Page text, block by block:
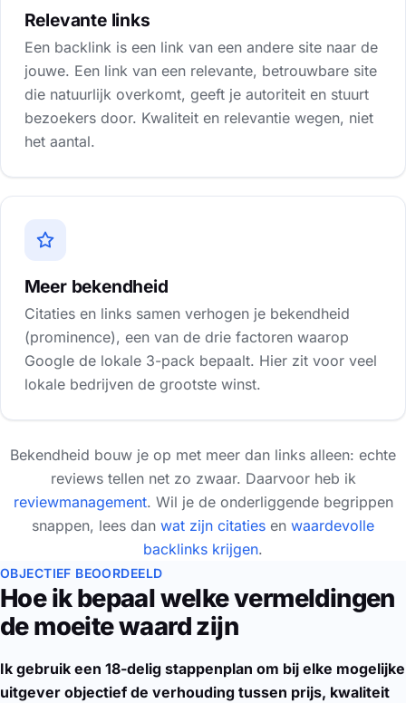
Relevante links
Een backlink is een link van een andere site naar de
jouwe. Een link van een relevante, betrouwbare site
die natuurlijk overkomt, geeft je autoriteit en stuurt
bezoekers door. Kwaliteit en relevantie wegen, niet
het aantal.
Meer bekendheid
Citaties en links samen verhogen je bekendheid
(prominence), een van de drie factoren waarop
Google de lokale 3-pack bepaalt. Hier zit voor veel
lokale bedrijven de grootste winst.
Bekendheid bouw je op met meer dan links alleen: echte
reviews tellen net zo zwaar. Daarvoor heb ik
reviewmanagement. Wil je de onderliggende begrippen
snappen, lees dan wat zijn citaties en waardevolle
backlinks krijgen.
OBJECTIEF BEOORDEELD
Hoe ik bepaal welke vermeldingen
de moeite waard zijn
Ik gebruik een 18-delig stappenplan om bij elke mogelijke
uitgever objectief de verhouding tussen prijs, kwaliteit